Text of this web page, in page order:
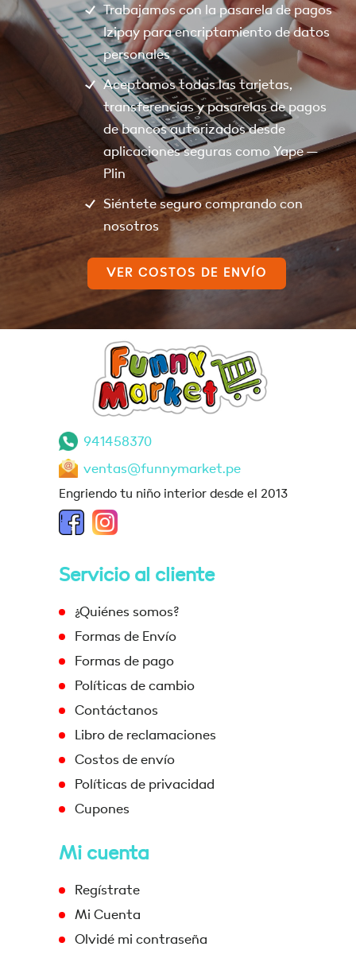
Trabajamos con la pasarela de pagos
Izipay para encriptamiento de datos
personales
Aceptamos todas las tarjetas,
transferencias y pasarelas de pagos
de bancos autorizados desde
aplicaciones seguras como Yape –
Plin
Siéntete seguro comprando con
nosotros
VER COSTOS DE ENVÍO
941458370
ventas@funnymarket.pe
Engriendo tu niño interior desde el 2013
Servicio al cliente
¿Quiénes somos?
Formas de Envío
Formas de pago
Políticas de cambio
Contáctanos
Libro de reclamaciones
Costos de envío
Políticas de privacidad
Cupones
Mi cuenta
Regístrate
Mi Cuenta
Olvidé mi contraseña